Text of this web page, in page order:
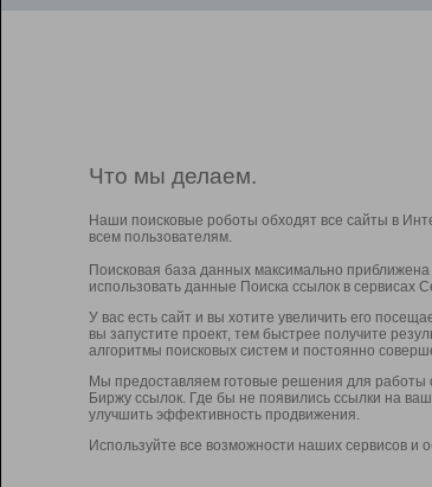
Что мы делаем.
Наши поисковые роботы обходят все сайты в
всем пользователям.
Поисковая база данных максимально
использовать данные Поиска ссылок в сервисах
У вас есть сайт и вы хотите увеличить его
вы запустите проект, тем быстрее получите
алгоритмы поисковых систем и постоянно
Мы предоставляем готовые решения для работы
Биржу ссылок. Где бы не появились ссылки на
улучшить эффективность продвижения.
Используйте все возможности наших сервисов и